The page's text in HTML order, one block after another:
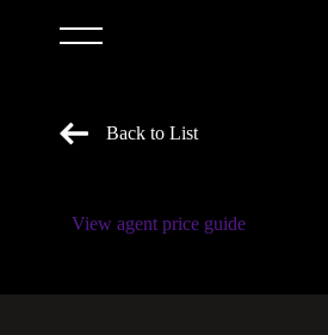
Back to List
View agent price guide